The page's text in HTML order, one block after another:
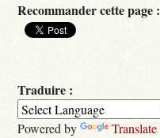
Recommander cette page :
Traduire :
Powered by Translate